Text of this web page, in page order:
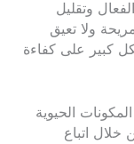
وتقليل
ولا تعيق
كبير على كفاءة
الحيوية
اتباع